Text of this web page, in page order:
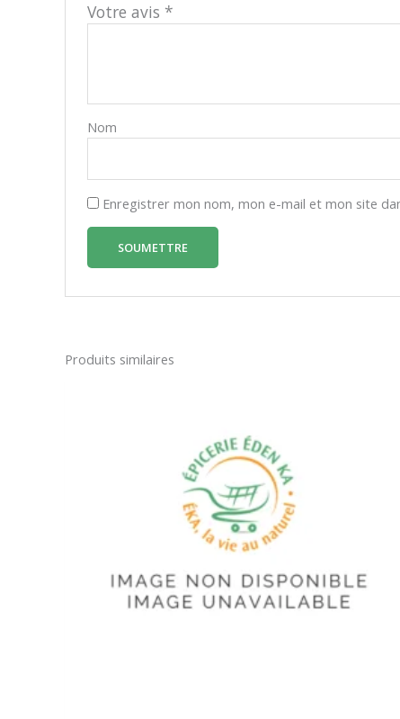
Votre avis *
Nom
Enregistrer mon nom, mon e-mail et mon site
Produits similaires